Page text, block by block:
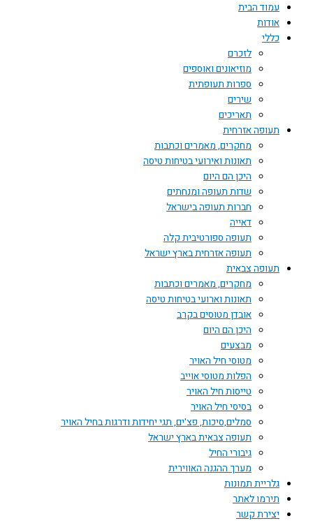
עמוד הבית
אודות
כללי
לזכרם
מוזיאונים ואוספים
ספרות תעופתית
שירים
תאריכים
תעופה אזרחית
מחקרים, מאמרים וכתבות
תאונות ואירועי בטיחות טיסה
היכן הם היום
שדות תעופה ומנחתים
חברות תעופה בישראל
דאייה
תעופה ספורטיבית קלה
תעופה אזרחית בארץ ישראל
תעופה צבאית
מחקרים, מאמרים וכתבות
תאונות וארועי בטיחות טיסה
אובדן מטוסים בקרב
היכן הם היום
מבצעים
מטוסי חיל האויר
הפלות מטוסי אוייב
טייסות חיל האויר
בסיסי חיל האויר
סמלים,סיכות, פצ'ים, תגי יחידות ודרגות בחיל האויר
תעופה צבאית בארץ ישראל
גיבורי החיל
מערך ההגנה האווירית
גלריית תמונות
תירמו לאתר
יצירת קשר